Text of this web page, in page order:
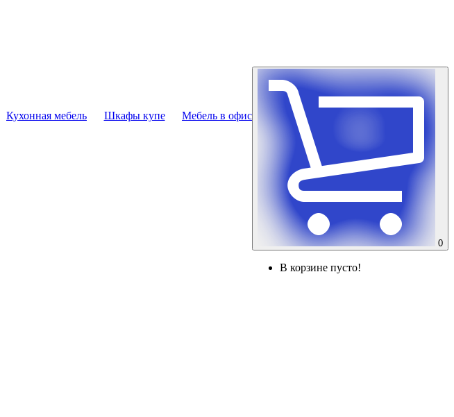
0
В корзине пусто!
Кухонная мебель Шкафы купе Мебель в офис